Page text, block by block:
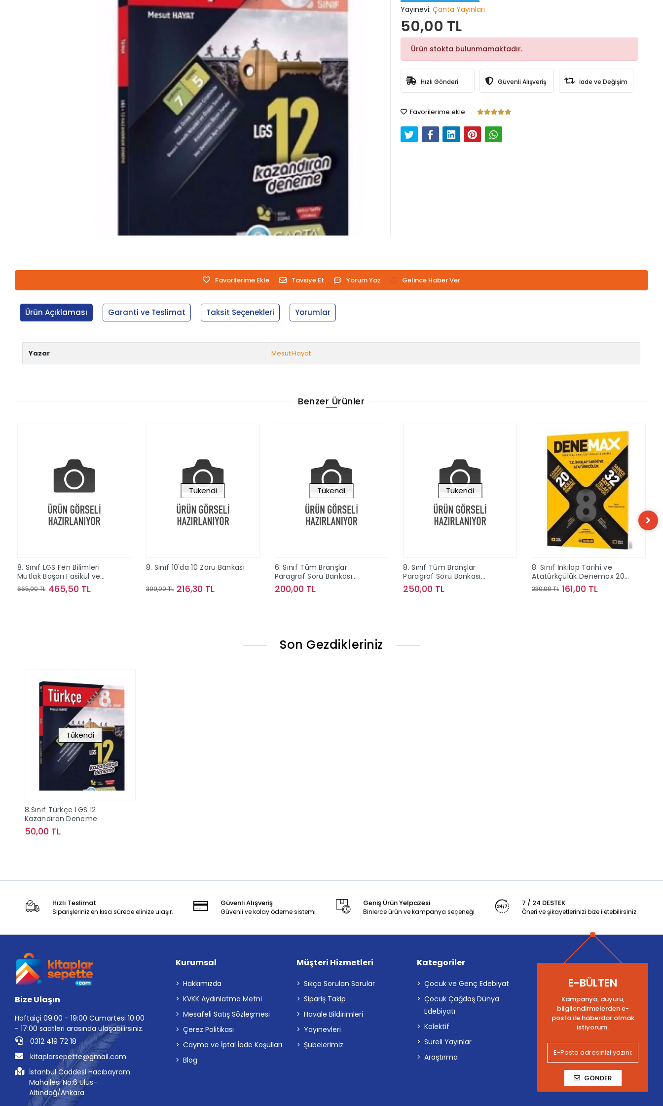
Yayınevi: Çanta Yayınları
50,00 TL
Ürün stokta bulunmamaktadır.
Hızlı Gönderi Güvenli Alışveriş İade ve Değişim
Favorilerime ekle
Favorilerime Ekle Tavsiye Et Yorum Yaz Gelince Haber Ver
Ürün Açıklaması Garanti ve Teslimat Taksit Seçenekleri Yorumlar
Yazar Mesut Hayat
Benzer Ürünler
8. Sınıf LGS Fen Bilimleri
Mutlak Başarı Fasikül ve
Soru Bankası
665,00 TL 465,50 TL
Tükendi
8. Sınıf 10'da 10 Zoru Bankası
309,00 TL 216,30 TL
Tükendi
6. Sınıf Tüm Branşlar
Paragraf Soru Bankası
Editör Yayınları
200,00 TL
Tükendi
8. Sınıf Tüm Branşlar
Paragraf Soru Bankası
Editör Yayınları
250,00 TL
8. Sınıf İnkilap Tarihi ve
Atatürkçülük Denemax 20 li
Akıllı Deneme Hız Yayınları
230,00 TL 161,00 TL
Son Gezdikleriniz
Tükendi
8.Sınıf Türkçe LGS 12
Kazandıran Deneme
50,00 TL
Hızlı Teslimat
Siparişleriniz en kısa sürede elinize ulaşır.
Güvenli Alışveriş
Güvenli ve kolay ödeme sistemi
Geniş Ürün Yelpazesi
Binlerce ürün ve kampanya seçeneği
7 / 24 DESTEK
Öneri ve şikayetlerinizi bize iletebilirsiniz.
Bize Ulaşın
Haftaiçi 09:00 - 19:00 Cumartesi 10:00
- 17:00 saatleri arasında ulaşabilirsiniz.
0312 419 72 18
kitaplarsepette@gmail.com
İstanbul Caddesi Hacıbayram
Mahallesi No:6 Ulus-
Altındağ/Ankara
Kurumsal
Hakkımızda
KVKK Aydınlatma Metni
Mesafeli Satış Sözleşmesi
Çerez Politikası
Cayma ve İptal İade Koşulları
Blog
Müşteri Hizmetleri
Sıkça Sorulan Sorular
Sipariş Takip
Havale Bildirimleri
Yayınevleri
Şubelerimiz
Kategoriler
Çocuk ve Genç Edebiyat
Çocuk Çağdaş Dünya
Edebiyatı
Kolektif
Süreli Yayınlar
Araştırma
E-BÜLTEN
Kampanya, duyuru,
bilgilendirmelerden e-
posta ile haberdar olmak
istiyorum.
GÖNDER